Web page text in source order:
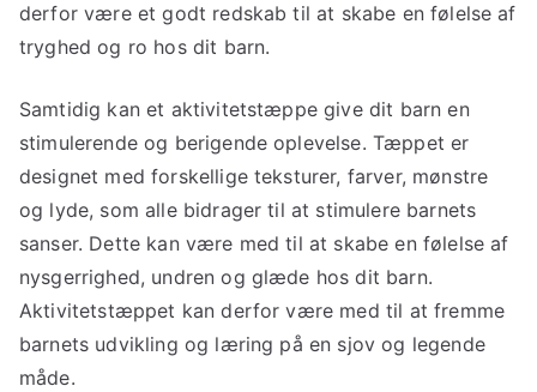
derfor være et godt redskab til at skabe en følelse af
tryghed og ro hos dit barn.
Samtidig kan et aktivitetstæppe give dit barn en
stimulerende og berigende oplevelse. Tæppet er
designet med forskellige teksturer, farver, mønstre
og lyde, som alle bidrager til at stimulere barnets
sanser. Dette kan være med til at skabe en følelse af
nysgerrighed, undren og glæde hos dit barn.
Aktivitetstæppet kan derfor være med til at fremme
barnets udvikling og læring på en sjov og legende
måde.